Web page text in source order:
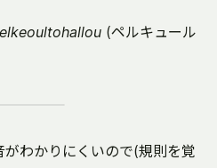
(ペルキュール
わかりにくいので(規則を覚